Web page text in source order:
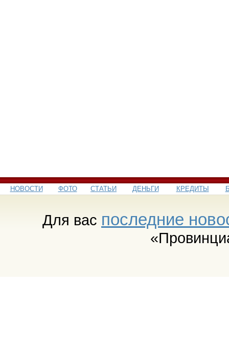
НОВОСТИ ФОТО СТАТЬИ ДЕНЬГИ КРЕДИТЫ
Для вас последние